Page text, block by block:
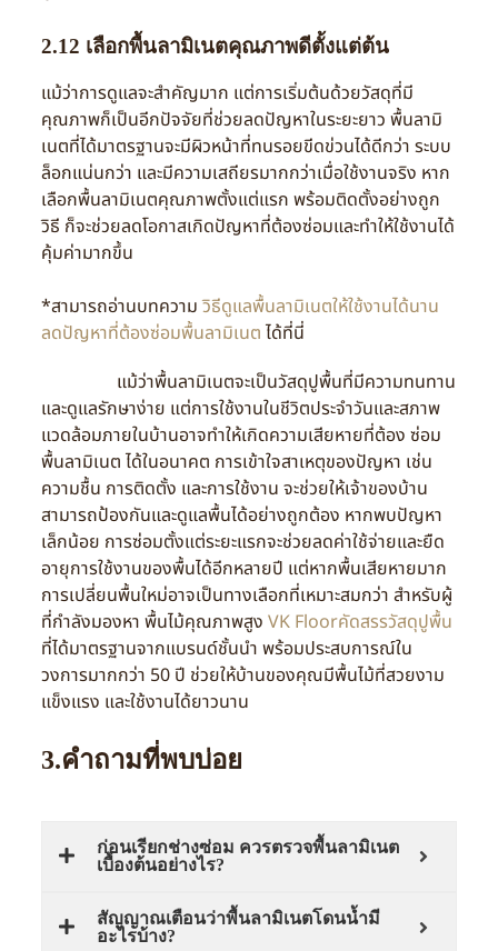
2.12 เลือกพื้นลามิเนตคุณภาพดีตั้งแต่ต้น
แม้ว่าการดูแลจะสำคัญมาก แต่การเริ่มต้นด้วยวัสดุที่มี
คุณภาพก็เป็นอีกปัจจัยที่ช่วยลดปัญหาในระยะยาว พื้นลามิ
เนตที่ได้มาตรฐานจะมีผิวหน้าที่ทนรอยขีดข่วนได้ดีกว่า ระบบ
ล็อกแน่นกว่า และมีความเสถียรมากกว่าเมื่อใช้งานจริง หาก
เลือกพื้นลามิเนตคุณภาพตั้งแต่แรก พร้อมติดตั้งอย่างถูก
วิธี ก็จะช่วยลดโอกาสเกิดปัญหาที่ต้องซ่อมและทำให้ใช้งานได้
คุ้มค่ามากขึ้น
*สามารถอ่านบทความ วิธีดูแลพื้นลามิเนตให้ใช้งานได้นาน
ลดปัญหาที่ต้องซ่อมพื้นลามิเนต ได้ที่นี่
แม้ว่าพื้นลามิเนตจะเป็นวัสดุปูพื้นที่มีความทนทาน
และดูแลรักษาง่าย แต่การใช้งานในชีวิตประจำวันและสภาพ
แวดล้อมภายในบ้านอาจทำให้เกิดความเสียหายที่ต้อง ซ่อม
พื้นลามิเนต ได้ในอนาคต การเข้าใจสาเหตุของปัญหา เช่น
ความชื้น การติดตั้ง และการใช้งาน จะช่วยให้เจ้าของบ้าน
สามารถป้องกันและดูแลพื้นได้อย่างถูกต้อง หากพบปัญหา
เล็กน้อย การซ่อมตั้งแต่ระยะแรกจะช่วยลดค่าใช้จ่ายและยืด
อายุการใช้งานของพื้นได้อีกหลายปี แต่หากพื้นเสียหายมาก
การเปลี่ยนพื้นใหม่อาจเป็นทางเลือกที่เหมาะสมกว่า สำหรับผู้
ที่กำลังมองหา พื้นไม้คุณภาพสูง VK Floorคัดสรรวัสดุปูพื้น
ที่ได้มาตรฐานจากแบรนด์ชั้นนำ พร้อมประสบการณ์ใน
วงการมากกว่า 50 ปี ช่วยให้บ้านของคุณมีพื้นไม้ที่สวยงาม
แข็งแรง และใช้งานได้ยาวนาน
3.คำถามที่พบบ่อย
ก่อนเรียกช่างซ่อม ควรตรวจพื้นลามิเนต
เบื้องต้นอย่างไร?
สัญญาณเตือนว่าพื้นลามิเนตโดนน้ำมี
อะไรบ้าง?